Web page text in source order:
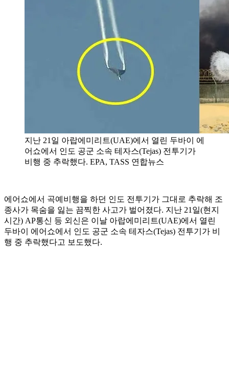
지난 21일 아랍에미리트(UAE)에서 열린 두바이 에
어쇼에서 인도 공군 소속 테자스(Tejas) 전투기가
비행 중 추락했다. EPA, TASS 연합뉴스
에어쇼에서 곡예비행을 하던 인도 전투기가 그대로 추락해 조
종사가 목숨을 잃는 끔찍한 사고가 벌어졌다. 지난 21일(현지
시간) AP통신 등 외신은 이날 아랍에미리트(UAE)에서 열린
두바이 에어쇼에서 인도 공군 소속 테자스(Tejas) 전투기가 비
행 중 추락했다고 보도했다.